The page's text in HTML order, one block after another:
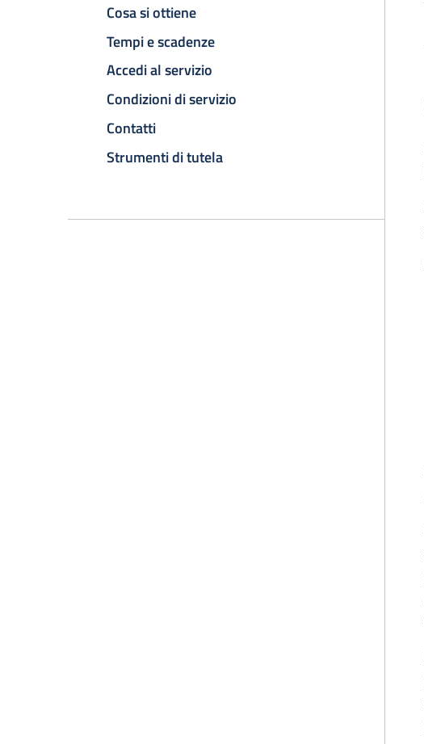
Cosa si ottiene
Tempi e scadenze
Accedi al servizio
Condizioni di servizio
Contatti
Strumenti di tutela